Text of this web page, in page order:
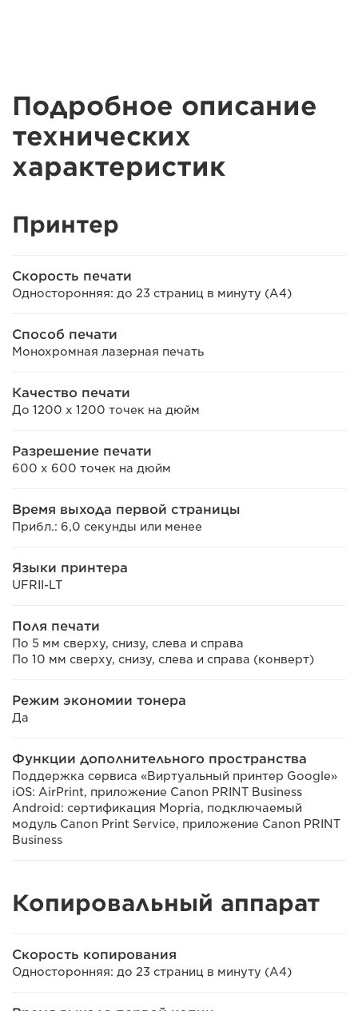
Подробное описание
технических
характеристик
Принтер
Скорость печати
Односторонняя: до 23 страниц в минуту (A4)
Способ печати
Монохромная лазерная печать
Качество печати
До 1200 х 1200 точек на дюйм
Разрешение печати
600 x 600 точек на дюйм
Время выхода первой страницы
Прибл.: 6,0 секунды или менее
Языки принтера
UFRII-LT
Поля печати
По 5 мм сверху, снизу, слева и справа
По 10 мм сверху, снизу, слева и справа (конверт)
Режим экономии тонера
Да
Функции дополнительного пространства
Поддержка сервиса «Виртуальный принтер Google»
iOS: AirPrint, приложение Canon PRINT Business
Android: сертификация Mopria, подключаемый
модуль Canon Print Service, приложение Canon PRINT
Business
Копировальный аппарат
Скорость копирования
Односторонняя: до 23 страниц в минуту (A4)